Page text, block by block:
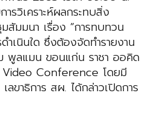
วิเคราะห์ผลกระทบสิ่ง
สัมมนา เรื่อง “การทบทวน
ำเนินใด ซึ่งต้องจัดทำรายงาน
พูลแมน ขอนแก่น ราชา ออคิด
Video Conference โดยมี
ขาธิการ สผ. ได้กล่าวเปิดการ